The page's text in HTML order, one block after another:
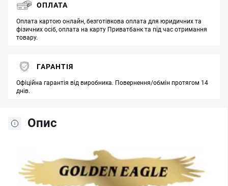
Опис
ОПЛАТА
Оплата картою онлайн, безготівкова оплата для юридичних та
фізичних осіб, оплата на карту Приватбанк та під час отримання
товару.
ГАРАНТІЯ
Офіційна гарантія від виробника. Повернення/обмін протягом 14
днів.